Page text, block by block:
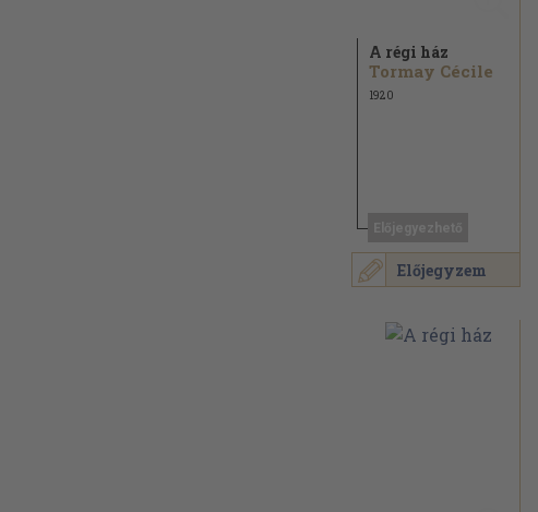
Előjegyzem
A régi ház
Tormay Cécile
1920